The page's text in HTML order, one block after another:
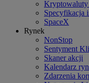
Specyfikacja
SpaceX
Rynek
NonStop
Sentyment
Skaner akcji
Kalendarz
Zdarzenia